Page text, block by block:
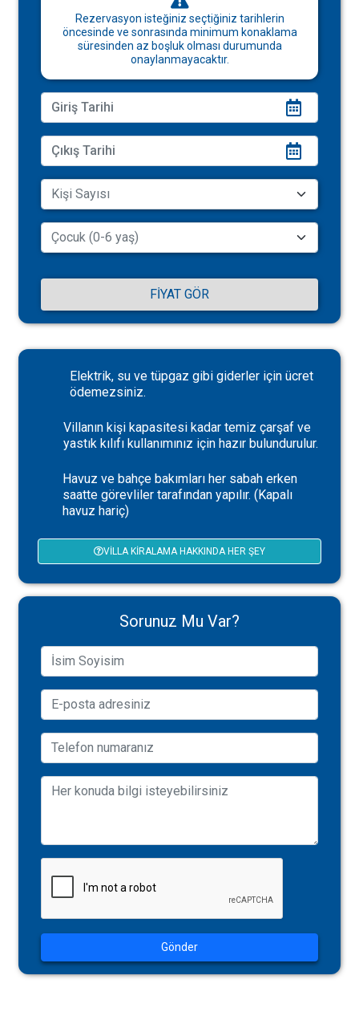
Rezervasyon isteğiniz seçtiğiniz tarihlerin
öncesinde ve sonrasında minimum konaklama
süresinden az boşluk olması durumunda
onaylanmayacaktır.
FIYAT GÖR
Elektrik, su ve tüpgaz gibi giderler için ücret
ödemezsiniz.
Villanın kişi kapasitesi kadar temiz çarşaf ve
yastık kılıfı kullanımınız için hazır bulundurulur.
Havuz ve bahçe bakımları her sabah erken
saatte görevliler tarafından yapılır. (Kapalı
havuz hariç)
VILLA KIRALAMA HAKKINDA HER ŞEY
Sorunuz Mu Var?
Gönder